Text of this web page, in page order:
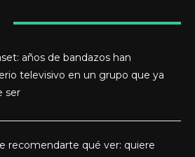
años de bandazos han
televisivo en un grupo que ya
ser
recomendarte qué ver: quiere